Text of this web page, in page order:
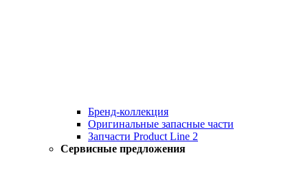
Бренд-коллекция
Оригинальные запасные части
Запчасти Product Line 2
Сервисные предложения